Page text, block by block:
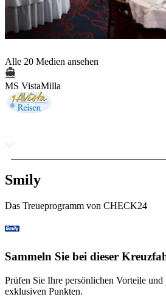
Alle 20 Medien ansehen
MS VistaMilla
Smily
Das Treueprogramm von CHECK24
Sammeln Sie bei dieser
Prüfen Sie Ihre persönlichen Vorteile
exklusiven Punkten.